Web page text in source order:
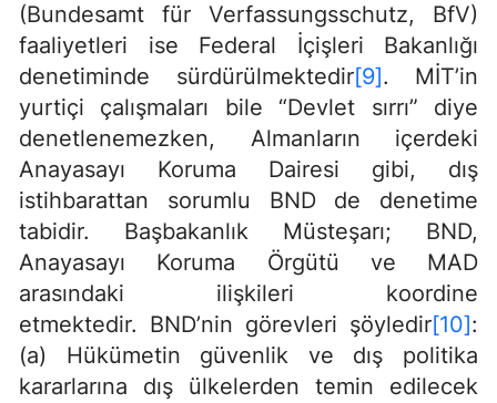
(Bundesamt für Verfassungsschutz, BfV)
faaliyetleri ise Federal İçişleri Bakanlığı
denetiminde sürdürülmektedir[9]. MİT’in
yurtiçi çalışmaları bile “Devlet sırrı” diye
denetlenemezken, Almanların içerdeki
Anayasayı Koruma Dairesi gibi, dış
istihbarattan sorumlu BND de denetime
tabidir. Başbakanlık Müsteşarı; BND,
Anayasayı Koruma Örgütü ve MAD
arasındaki ilişkileri koordine
etmektedir. BND’nin görevleri şöyledir[10]:
(a) Hükümetin güvenlik ve dış politika
kararlarına dış ülkelerden temin edilecek